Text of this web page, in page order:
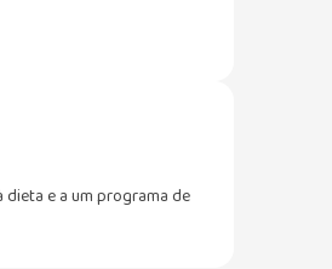
dieta e a um programa de